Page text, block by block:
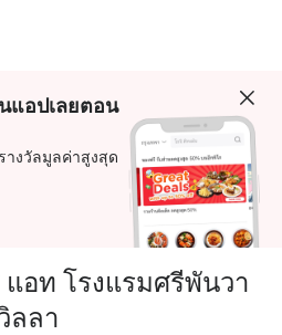
แอปเลยตอน
างวัลมูลค่าสูงสุด
อท โรงแรมศรีพันวา
ลลา